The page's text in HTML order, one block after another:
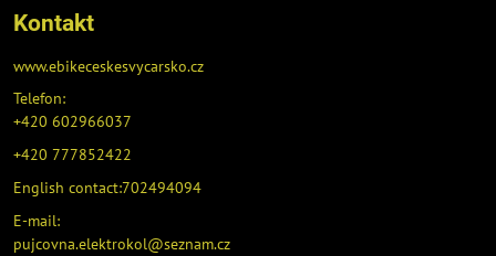
Kontakt
www.ebikeceskesvycarsko.cz
Telefon:
+420 602966037
+420 777852422
English contact:702494094
E-mail:
pujcovna.elektrokol@seznam.cz